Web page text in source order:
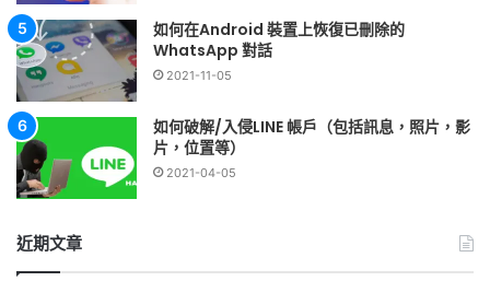
如何在Android 裝置上恢復已刪除的
WhatsApp 對話
2021-11-05
如何破解/入侵LINE 帳戶（包括訊息，照片，影
片，位置等）
2021-04-05
近期文章